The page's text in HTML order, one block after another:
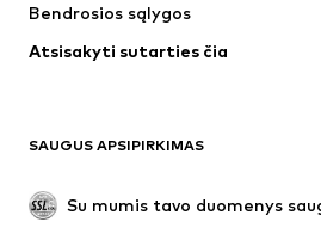
Apatiniai
Paltai
Proginiai
Bendrosios sąlygos
Atsisakyti sutarties čia
SAUGUS APSIPIRKIMAS
Su mumis tavo duomenys